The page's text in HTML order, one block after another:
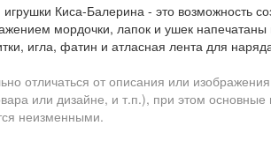
Киса-Балерина - это возможность
мордочки, лапок и ушек
игла, фатин и атласная лента для
отличаться от описания или
или дизайне, и т.п.), при этом
неизменными.